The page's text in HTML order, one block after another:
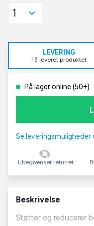
1
LEVERING
Få leveret produktet
På lager online (50+)
Se leveringsmuligheder
Ubegrænset returret
Beskrivelse
Støtter og reducerer